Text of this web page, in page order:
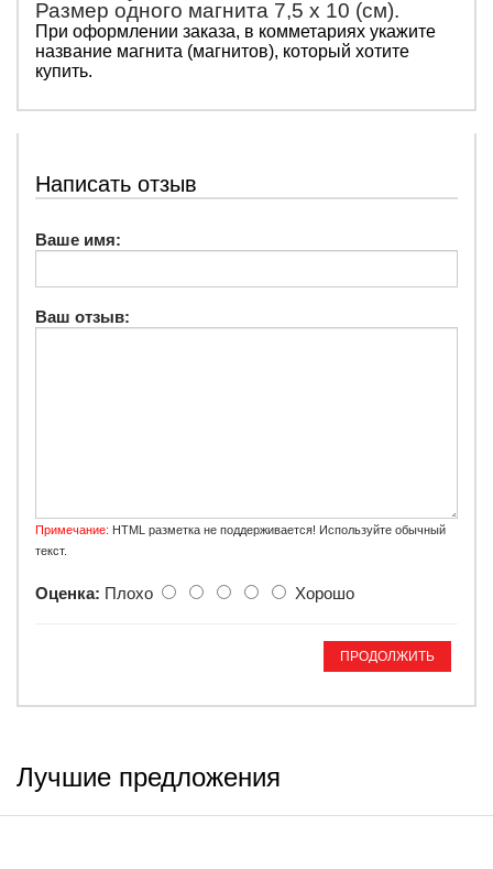
Размер одного магнита 7,5 х 10 (см).
При оформлении заказа, в комметариях укажите
название магнита (магнитов), который хотите
купить.
Написать отзыв
Ваше имя:
Ваш отзыв:
Примечание: HTML разметка не поддерживается! Используйте обычный
текст.
Оценка: Плохо Хорошо
ПРОДОЛЖИТЬ
Лучшие предложения